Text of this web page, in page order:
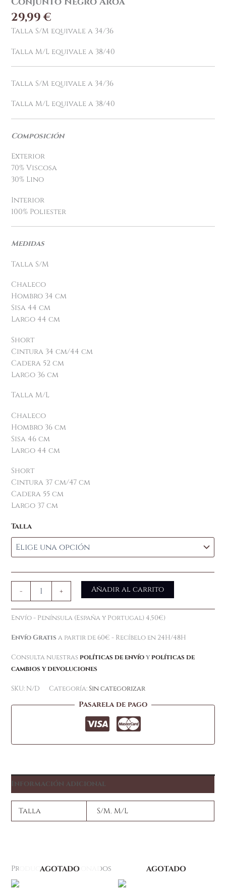
29,99€
Talla S/M equivale a 34/36
Talla M/L equivale a 38/40
Talla S/M equivale a 34/36
Talla M/L equivale a 38/40
Composición
Exterior
70% Viscosa
30% Lino
Interior
100% Poliester
Medidas
Talla S/M
Chaleco
Hombro 34 cm
Sisa 44 cm
Largo 44 cm
Short
Cintura 34 cm/44 cm
Cadera 52 cm
Largo 36 cm
Talla M/L
Chaleco
Hombro 36 cm
Sisa 46 cm
Largo 44 cm
Short
Cintura 37 cm/47 cm
Cadera 55 cm
Largo 37 cm
Talla
- + Añadir al carrito
Envío - Península (España y Portugal) 4,50€)
Envío Gratis a partir de 60€ - Recíbelo en 24H/48H
Consulta nuestras políticas de envíoy políticas de
cambios y devoluciones
SKU: N/D Categoría:Sin categorizar
Pasarela de pago
Información adicional
Talla S/M, M/L
Productos relacionados
AGOTADO AGOTADO